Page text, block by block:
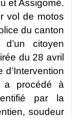
et Assigomè.
vol de motos
du canton
citoyen
du 28 avril
a procédé à
par la
soudeur